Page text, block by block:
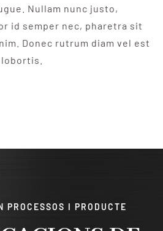
Nullam nunc justo,
id semper nec, pharetra sit
Donec rutrum diam vel est
PROCESSOS I PRODUCTE